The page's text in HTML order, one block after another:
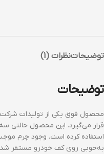
توضیحاتنظرات (1)
توضیحات
قرار می‌گیرد. این محصول حالتی
استفاده کرده است. وجود چرم
به‌خوبی روی کف خودرو مستقر